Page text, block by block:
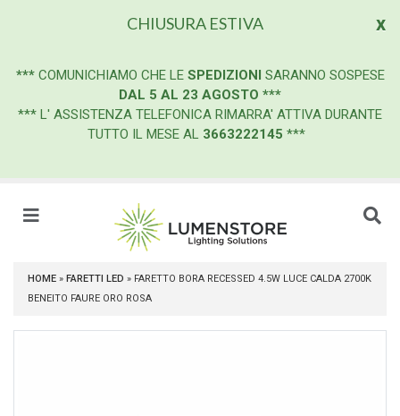
x
CHIUSURA ESTIVA
*** COMUNICHIAMO CHE LE SPEDIZIONI SARANNO SOSPESE
DAL 5 AL 23 AGOSTO ***
*** L' ASSISTENZA TELEFONICA RIMARRA' ATTIVA DURANTE
TUTTO IL MESE AL 3663222145 ***
HOME » FARETTI LED » FARETTO BORA RECESSED 4.5W LUCE CALDA 2700K
BENEITO FAURE ORO ROSA